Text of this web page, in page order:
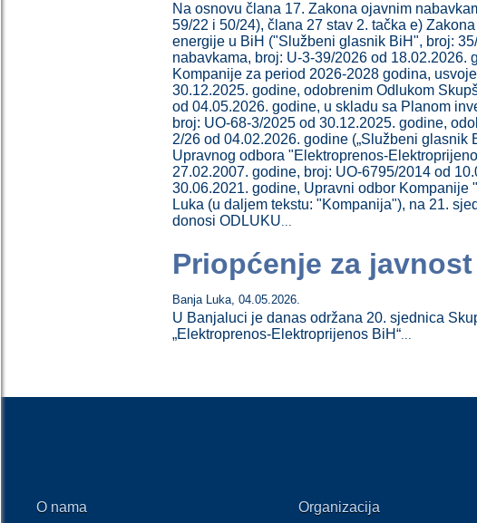
Na osnovu člana 17. Zakona ojavnim
59/22 i 50/24), člana 27 stav 2. tačka e)
energije u BiH ("Službeni glasnik BiH", broj:
nabavkama, broj: U-3-39/2026 od
Kompanije za period 2026-2028 godina,
30.12.2025. godine, odobrenim Odlukom
od 04.05.2026. godine, u skladu sa Planom
broj: UО-68-3/2025 od 30.12.2025. godine,
2/26 od 04.02.2026. godine („Službeni
Upravnog odbora "Elektroprenos-
27.02.2007. godine, broj: UO-6795/2014 od
30.06.2021. godine, Upravni odbor
Luka (u daljem tekstu: "Kompanija"), na 21.
donosi ODLUKU...
Priopćenje za javnost
Banja Luka, 04.05.2026.
U Banjaluci je danas održana 20. sjednica
„Elektroprenos-Elektroprijenos BiH“...
O nama
Organizacija